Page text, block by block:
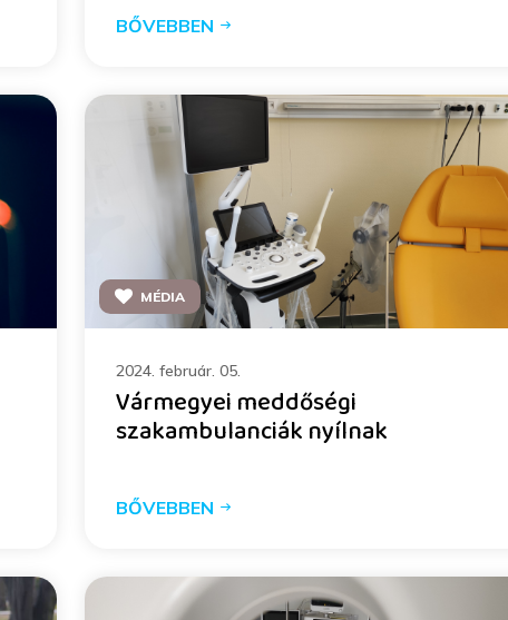
BŐVEBBEN
MÉDIA
2024. február. 05.
Vármegyei meddőségi
szakambulanciák nyílnak
BŐVEBBEN